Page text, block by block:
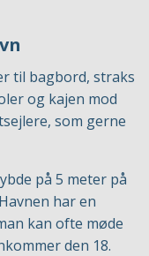
til bagbord, straks
og kajen mod
som gerne
på 5 meter på
har en
kan ofte møde
den 18.